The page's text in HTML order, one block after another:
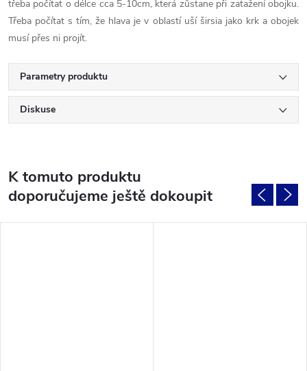
třeba počítat o délce cca 5-10cm, která zůstane při zatažení obojku.
Třeba počítat s tím, že hlava je v oblastí uší širsia jako krk a obojek
musí přes ni projít.
Parametry produktu
Diskuse
K tomuto produktu
doporučujeme ještě dokoupit